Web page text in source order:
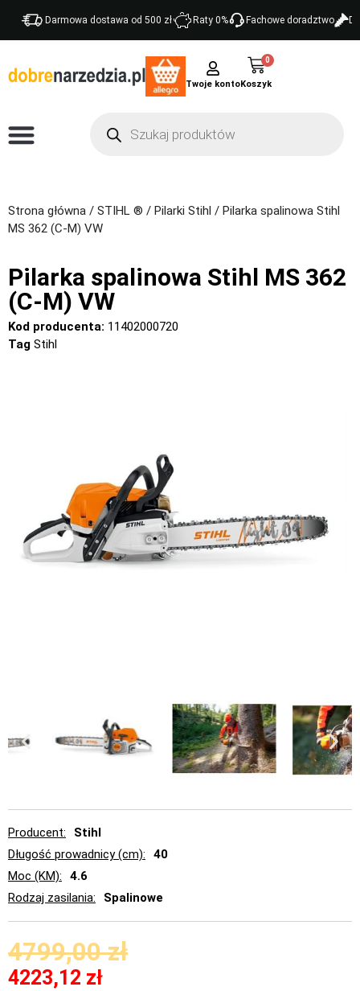
Darmowa dostawa od 500 zł Raty 0% Fachowe doradztwo
Twoje konto
0
Strona główna / STIHL ® / Pilarki Stihl / Pilarka spalinowa Stihl
MS 362 (C-M) VW
Pilarka spalinowa Stihl MS 362
(C-M) VW
Kod producenta: 11402000720
Tag Stihl
Producent
Stihl
Długość prowadnicy (cm)
40
Moc (KM)
4.6
Rodzaj zasilania
Spalinowe
4799,00zł
4223,12 zł